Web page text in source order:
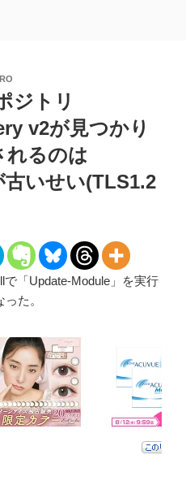
ジトリ
v2が見つかり
れるのは
いせい(TLS1.2
「Update-Module」を実行
た。